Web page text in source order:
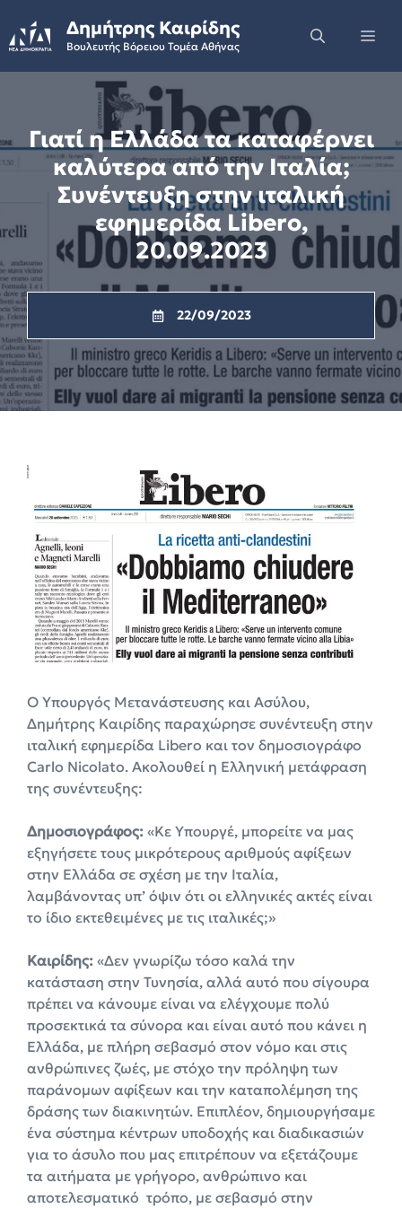
to
content
Δημήτρης Καιρίδης
Βουλευτής Βόρειου Τομέα Αθήνας
Γιατί η Ελλάδα τα καταφέρνει
καλύτερα από την Ιταλία;
Συνέντευξη στην ιταλική
εφημερίδα Libero,
20.09.2023
22/09/2023
Ο Υπουργός Μετανάστευσης και Ασύλου,
Δημήτρης Καιρίδης παραχώρησε συνέντευξη στην
ιταλική εφημερίδα Libero και τον δημοσιογράφο
Carlo Nicolato. Ακολουθεί η Ελληνική μετάφραση
της συνέντευξης:
Δημοσιογράφος: «Κε Υπουργέ, μπορείτε να μας
εξηγήσετε τους μικρότερους αριθμούς αφίξεων
στην Ελλάδα σε σχέση με την Ιταλία,
λαμβάνοντας υπ’ όψιν ότι οι ελληνικές ακτές είναι
το ίδιο εκτεθειμένες με τις ιταλικές;»
Καιρίδης: «Δεν γνωρίζω τόσο καλά την
κατάσταση στην Τυνησία, αλλά αυτό που σίγουρα
πρέπει να κάνουμε είναι να ελέγχουμε πολύ
προσεκτικά τα σύνορα και είναι αυτό που κάνει η
Ελλάδα, με πλήρη σεβασμό στον νόμο και στις
ανθρώπινες ζωές, με στόχο την πρόληψη των
παράνομων αφίξεων και την καταπολέμηση της
δράσης των διακινητών. Επιπλέον, δημιουργήσαμε
ένα σύστημα κέντρων υποδοχής και διαδικασιών
για το άσυλο που μας επιτρέπουν να εξετάζουμε
τα αιτήματα με γρήγορο, ανθρώπινο και
αποτελεσματικό τρόπο, με σεβασμό στην